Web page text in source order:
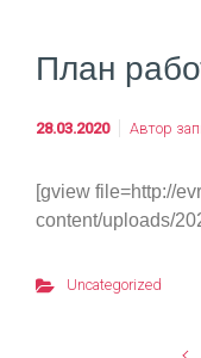
План
28.03.2020 Автор
[gview file=http://
content/uploads/
Uncategorized